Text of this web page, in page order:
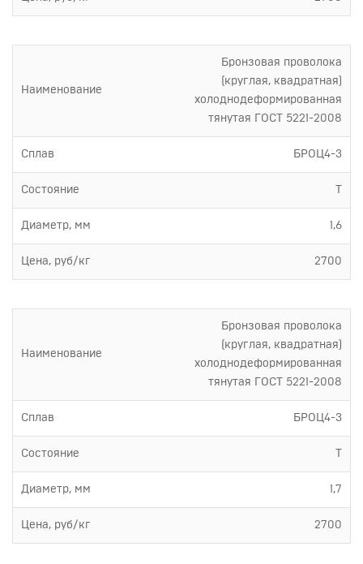
Наименование
Бронзовая проволока
(круглая, квадратная)
холоднодеформированная
тянутая ГОСТ 5221-2008
Сплав БРОЦ4-3
Состояние
Диаметр, мм 1,6
Цена, руб/кг 2700
Наименование
Бронзовая проволока
(круглая, квадратная)
холоднодеформированная
тянутая ГОСТ 5221-2008
Сплав БРОЦ4-3
Состояние
Диаметр, мм 1,7
Цена, руб/кг 2700